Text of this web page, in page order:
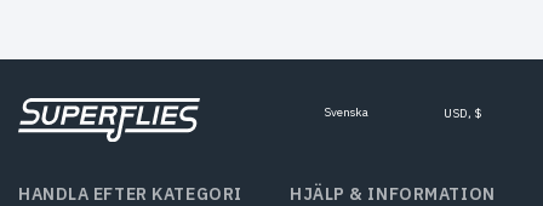
Svenska USD, $
HANDLA EFTER KATEGORI
HJÄLP & INFORMATION